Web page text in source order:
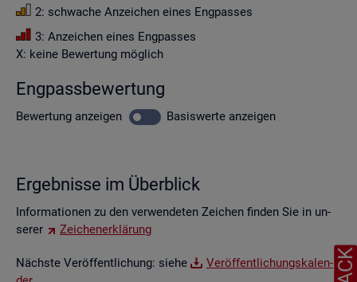
2: schwa­che An­zei­chen eines Eng­pas­ses
3: An­zei­chen eines Eng­pas­ses
X: keine Be­wer­tung mög­lich
Eng­pass­be­wer­tung
Be­wer­tung an­zei­gen Ba­sis­wer­te an­zei­gen
Er­geb­nis­se im Über­blick
In­for­ma­tio­nen zu den ver­wen­de­ten Zei­chen fin­den Sie in un­
se­rer
Zei­chen­er­klä­rung
Nächs­te Ver­öf­fent­li­chung: siehe
Ver­öf­fent­li­chungs­ka­len­